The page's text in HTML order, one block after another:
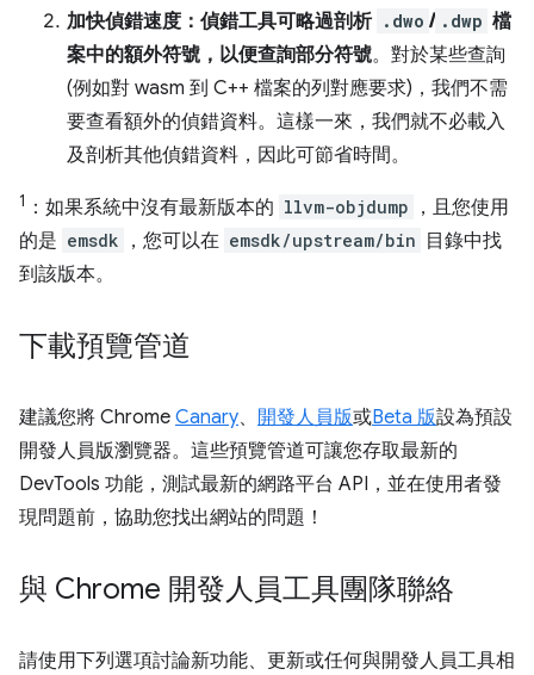
加快偵錯速度：偵錯工具可略過剖析 .dwo / .dwp 檔
案中的額外符號，以便查詢部分符號。對於某些查詢
(例如對 wasm 到 C++ 檔案的列對應要求)，我們不需
要查看額外的偵錯資料。這樣一來，我們就不必載入
及剖析其他偵錯資料，因此可節省時間。
1 ：如果系統中沒有最新版本的 llvm-objdump
，且您使用
的是 emsdk ，您可以在 emsdk/upstream/bin
目錄中找
到該版本。
下載預覽管道
建議您將 Chrome Canary、 開發人員版或Beta 版設為預設
開發人員版瀏覽器。這些預覽管道可讓您存取最新的
DevTools 功能，測試最新的網路平台 API，並在使用者發
現問題前，協助您找出網站的問題！
與 Chrome 開發人員工具團隊聯絡
請使用下列選項討論新功能、更新或任何與開發人員工具相